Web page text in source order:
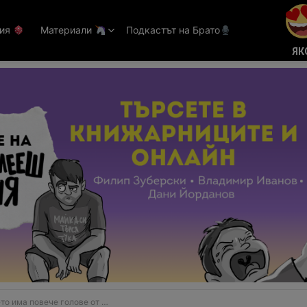
Материали Подкастът на Брато
повече голове от „Арсенал“ (ВИДЕО)